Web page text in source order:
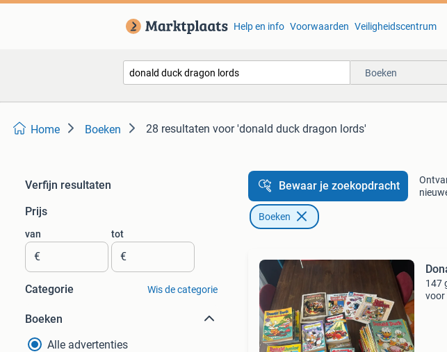
Help en info Voorwaarden Veiligheidscentrum
Boeken
Home Boeken 28 resultaten voor 'donald duck dragon lords'
Verfijn resultaten
Prijs
van
€
tot
€
Categorie Wis de categorie
Boeken
Alle advertenties
Bewaar je zoekopdracht
Boeken
147
voor